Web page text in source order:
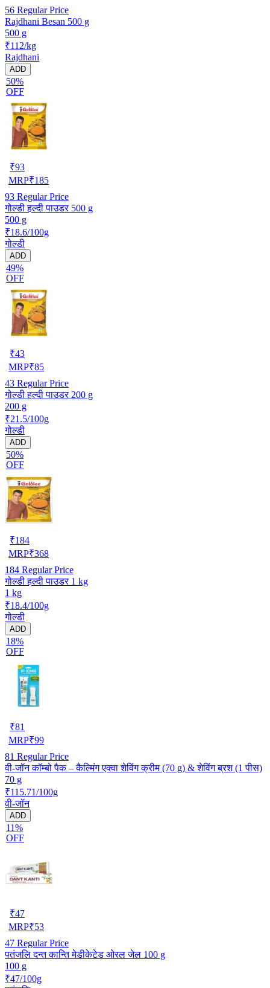
56 Regular Price
Rajdhani Besan 500 g
500 g
₹112/kg
Rajdhani
ADD
50%
OFF
₹93
MRP₹185
93 Regular Price
गोल्डी हल्दी पाउडर 500 g
500 g
₹18.6/100g
गोल्डी
ADD
49%
OFF
₹43
MRP₹85
43 Regular Price
गोल्डी हल्दी पाउडर 200 g
200 g
₹21.5/100g
गोल्डी
ADD
50%
OFF
₹184
MRP₹368
184 Regular Price
गोल्डी हल्दी पाउडर 1 kg
1 kg
₹18.4/100g
गोल्डी
ADD
18%
OFF
₹81
MRP₹99
81 Regular Price
वी-जॉन कॉम्बो पैक – कैल्मिंग एक्वा शेविंग क्रीम (70 g) & शेविंग ब्रश (1 पीस)
70 g
₹115.71/100g
वी-जॉन
ADD
11%
OFF
₹47
MRP₹53
47 Regular Price
पतंजलि दन्त कान्ति मेडीकेटेड ओरल जेल 100 g
100 g
₹47/100g